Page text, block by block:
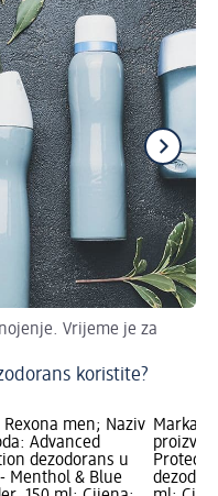
Vrijeme je za
koristite?
Rexona men; Naziv
Advanced
dezodorans u
Menthol & Blue
Marka: